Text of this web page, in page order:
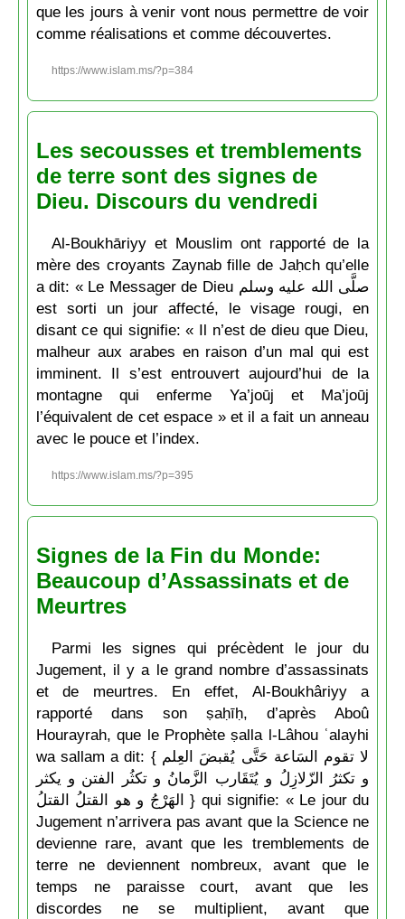
que les jours à venir vont nous permettre de voir
comme réalisations et comme découvertes.
https://www.islam.ms/?p=384
Les secousses et tremblements
de terre sont des signes de
Dieu. Discours du vendredi
Al-Boukhāriyy et Mouslim ont rapporté de la
mère des croyants Zaynab fille de Jaḥch qu’elle
a dit: « Le Messager de Dieu صلَّى الله عليه وسلم
est sorti un jour affecté, le visage rougi, en
disant ce qui signifie: « Il n’est de dieu que Dieu,
malheur aux arabes en raison d’un mal qui est
imminent. Il s’est entrouvert aujourd’hui de la
montagne qui enferme Ya’joūj et Ma’joūj
l’équivalent de cet espace » et il a fait un anneau
avec le pouce et l’index.
https://www.islam.ms/?p=395
Signes de la Fin du Monde:
Beaucoup d’Assassinats et de
Meurtres
Parmi les signes qui précèdent le jour du
Jugement, il y a le grand nombre d’assassinats
et de meurtres. En effet, Al-Boukhâriyy a
rapporté dans son ṣaḥīḥ, d’après Aboû
Hourayrah, que le Prophète ṣalla l-Lâhou ʿalayhi
wa sallam a dit: { لا تقوم السَاعة حَتَّى يُقبضَ العِلم
و تكثرُ الزّلازِلُ و يُتَقَارب الزَّمانُ و تكثُر الفتن و يكثر
الهَرْجُ و هو القتلُ القتلُ } qui signifie: « Le jour du
Jugement n’arrivera pas avant que la Science ne
devienne rare, avant que les tremblements de
terre ne deviennent nombreux, avant que le
temps ne paraisse court, avant que les
discordes ne se multiplient, avant que